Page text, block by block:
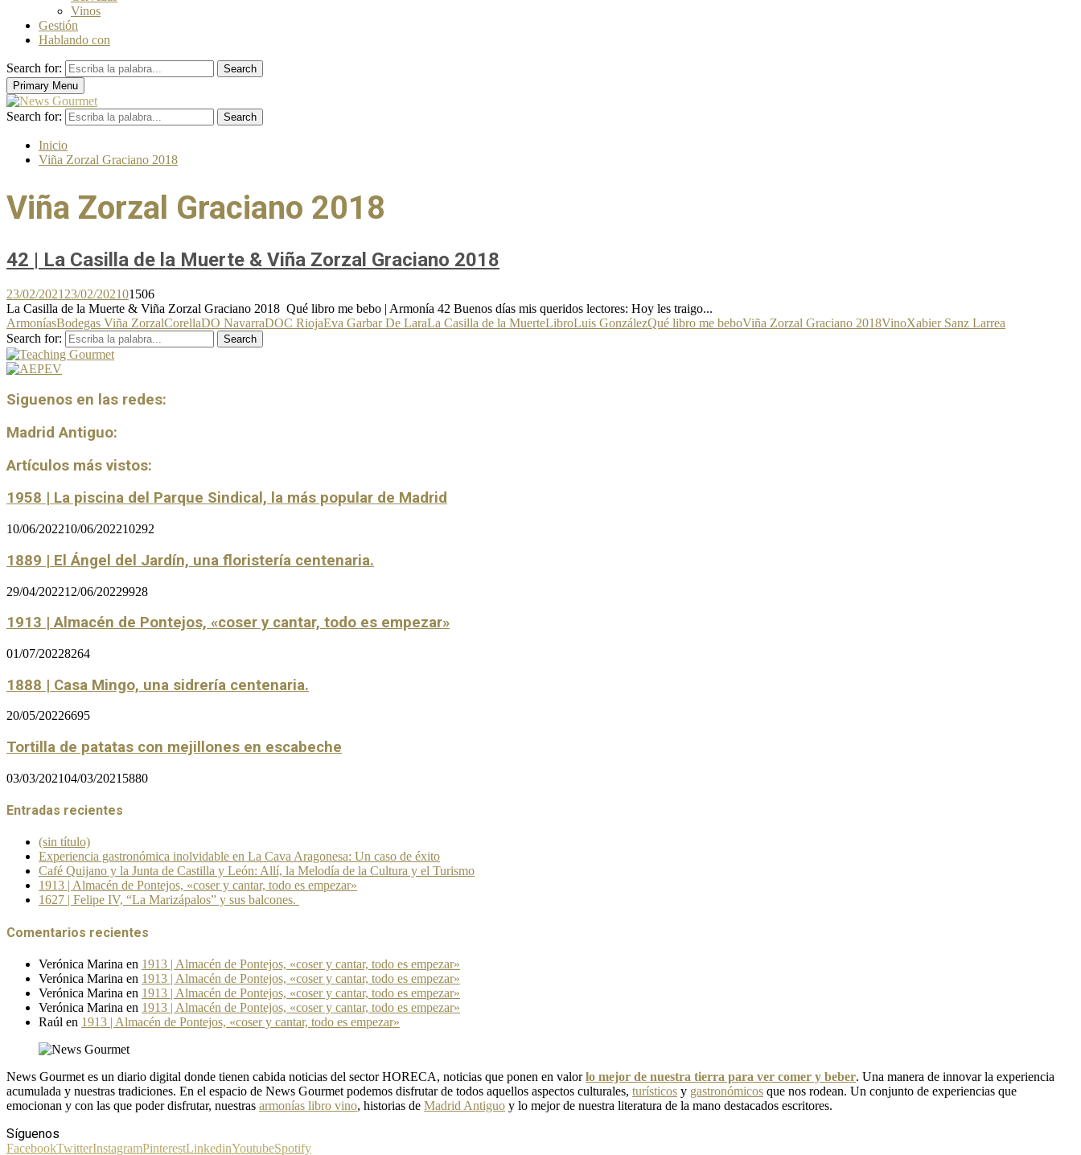
Vinos
Gestión
Hablando con
Search for:
Search
Primary Menu
Search for: Search
Inicio
Viña Zorzal Graciano 2018
Viña Zorzal Graciano 2018
42 | La Casilla de la Muerte & Viña Zorzal Graciano 2018
23/02/2021 23/02/202101506
La Casilla de la Muerte & Viña Zorzal Graciano 2018 Qué libro me bebo | Armonía 42 Buenos días mis queridos lectores: Hoy les traigo...
ArmoníasBodegas Viña ZorzalCorellaDO NavarraDOC RiojaEva Garbar De LaraLa Casilla de la MuerteLibroLuis GonzálezQué libro me beboViña Zorzal Graciano 2018VinoXabier Sanz Larrea
Search for:
Search
Siguenos en las redes:
Madrid Antiguo:
Artículos más vistos:
1958 | La piscina del Parque Sindical, la más popular de Madrid
10/06/202210/06/202210292
1889 | El Ángel del Jardín, una floristería centenaria.
29/04/202212/06/20229928
1913 | Almacén de Pontejos, «coser y cantar, todo es empezar»
01/07/20228264
1888 | Casa Mingo, una sidrería centenaria.
20/05/20226695
Tortilla de patatas con mejillones en escabeche
03/03/202104/03/2021 5880
Entradas recientes
(sin título)
Experiencia gastronómica inolvidable en La Cava Aragonesa: Un caso de éxito
Café Quijano y la Junta de Castilla y León: Allí, la Melodía de la Cultura y el Turismo
1913 | Almacén de Pontejos, «coser y cantar, todo es empezar»
1627 | Felipe IV, “La Marizápalos” y sus balcones.
Comentarios recientes
Verónica Marina en 1913 | Almacén de Pontejos, «coser y cantar, todo es empezar»
Verónica Marina en 1913 | Almacén de Pontejos, «coser y cantar, todo es empezar»
Verónica Marina en 1913 | Almacén de Pontejos, «coser y cantar, todo es empezar»
Verónica Marina en 1913 | Almacén de Pontejos, «coser y cantar, todo es empezar»
Raúl en 1913 | Almacén de Pontejos, «coser y cantar, todo es empezar»
News Gourmet es un diario digital donde tienen cabida noticias del sector HORECA, noticias que ponen en valorlo mejor de nuestra tierra para ver comer y beber. Una manera de innovar la experiencia
acumulada y nuestras tradiciones. En el espacio de News Gourmet podemos disfrutar de todos aquellos aspectos culturales, turísticos y gastronómicos que nos rodean. Un conjunto de experiencias que
emocionan y con las que poder disfrutar, nuestras armonías libro vino, historias de Madrid Antiguo y lo mejor de nuestra literatura de la mano destacados escritores.
Síguenos
FacebookTwitterInstagramPinterestLinkedinYoutubeSpotify